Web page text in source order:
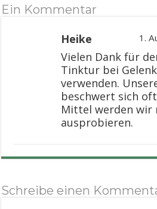
Ein Kommentar
Heike 1.
Vielen Dank für
Tinktur bei
verwenden.
beschwert sich
Mittel werden wir
ausprobieren.
Schreibe einen